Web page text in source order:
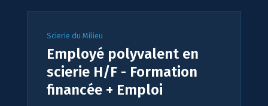
Scierie du Milieu
Employé polyvalent en
scierie H/F - Formation
financée + Emploi